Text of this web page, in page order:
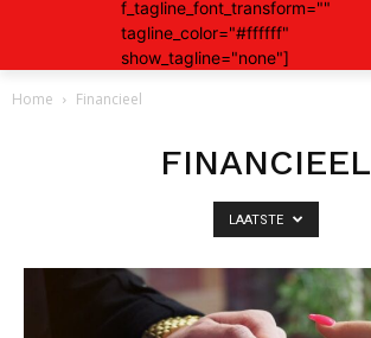
f_tagline_font_transform=""
tagline_color="#ffffff"
show_tagline="none"]
Home Financieel
FINANCIEEL
LAATSTE